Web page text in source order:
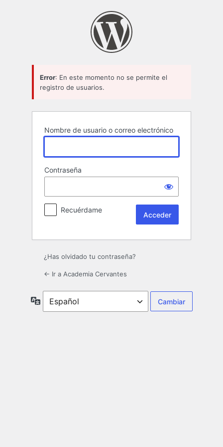
Error: En este momento no se permite el
registro de usuarios.
Nombre de usuario o correo electrónico
Contraseña
Recuérdame
¿Has olvidado tu contraseña?
← Ir a Academia Cervantes
Idioma